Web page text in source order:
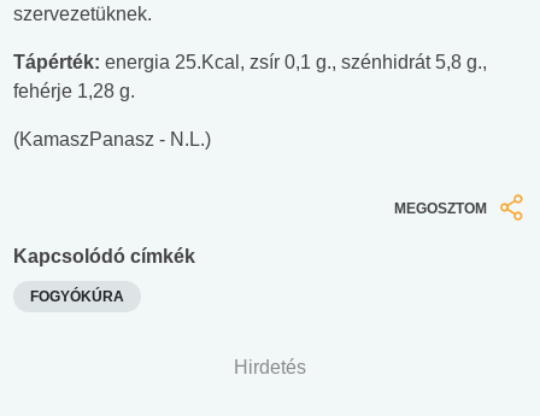
szervezetüknek.
Tápérték: energia 25.Kcal, zsír 0,1 g., szénhidrát 5,8 g.,
fehérje 1,28 g.
(KamaszPanasz - N.L.)
MEGOSZTOM
Kapcsolódó címkék
FOGYÓKÚRA
Hirdetés